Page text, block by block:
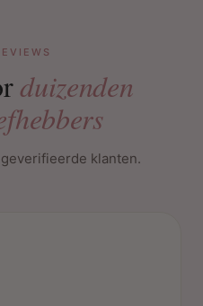
duizenden
klanten.